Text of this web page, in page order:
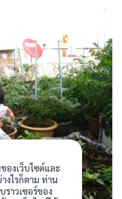
องเว็บไซต์และ
งไรก็ตาม ท่าน
ราวเซอร์ของ